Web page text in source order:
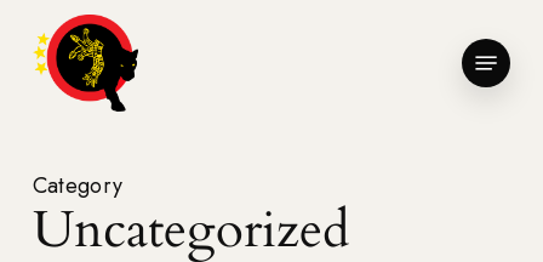
main
content
Menu
Category
Uncategorized
Close